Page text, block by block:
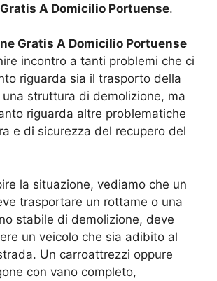
A Domicilio Portuense.
Gratis A Domicilio Portuense
incontro a tanti problemi che ci
riguarda sia il trasporto della
struttura di demolizione, ma
riguarda altre problematiche
e di sicurezza del recupero del
la situazione, vediamo che un
trasportare un rottame o una
stabile di demolizione, deve
un veicolo che sia adibito al
Un carroattrezzi oppure
con vano completo,